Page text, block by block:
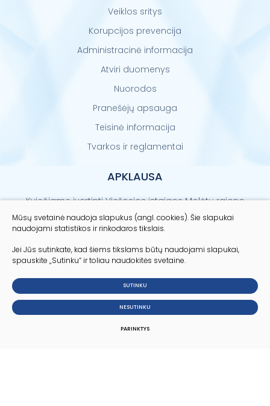
Veiklos sritys
Korupcijos prevencija
Administracinė informacija
Atviri duomenys
Nuorodos
Pranešėjų apsauga
Teisinė informacija
Tvarkos ir reglamentai
APKLAUSA
Kviečiame įvertinti Viešosios įstaigos Molėtų rajono
sveikatos centro paslaugų kokybę
Vertinti
© 2024 Visos teisės saugomos
Slapukų parinktysDuomenų apsauga
Sukurta:TEXUS
Mūsų svetainė naudoja slapukus (angl. cookies). Šie slapukai
naudojami statistikos ir rinkodaros tikslais.
Jei Jūs sutinkate, kad šiems tikslams būtų naudojami slapukai,
spauskite „Sutinku“ ir toliau naudokitės svetaine.
SUTINKU
NESUTINKU
PARINKTYS